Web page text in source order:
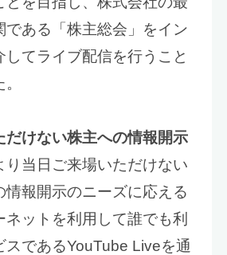
である「株主総会」をイン
してライブ配信を行うこと
だけない株主への情報開示
り当日ご来場いただけない
情報開示のニーズに応える
ットを利用して誰でも利
スであるYouTube Liveを通